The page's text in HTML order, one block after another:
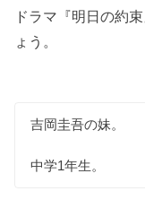
ドラマ『明日の約
ょう。
吉岡圭吾の妹。
中学1年生。